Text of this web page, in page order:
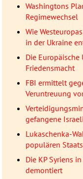
Washingtons
Regimewechsel
Wie
in der Ukraine
Die
Friedensmacht
FBI ermittelt
Veruntreuung
gefangene
Lukaschenka-
populären
Die KP Syriens
demontiert